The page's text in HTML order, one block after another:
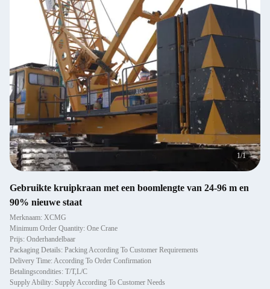
1/1
Gebruikte kruipkraan met een boomlengte van 24-96 m en
90% nieuwe staat
Merknaam: XCMG
Minimum Order Quantity: One Crane
Prijs: Onderhandelbaar
Packaging Details: Packing According To Customer Requirements
Delivery Time: According To Order Confirmation
Betalingscondities: T/T,L/C
Supply Ability: Supply According To Customer Needs